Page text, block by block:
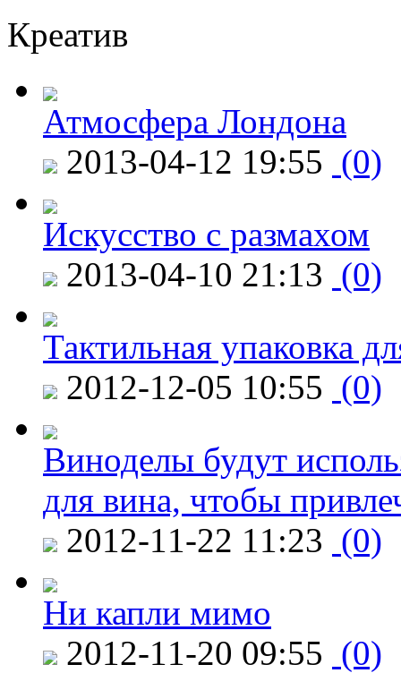
Креатив
Атмосфера Лондона
2013-04-12 19:55 (0)
Искусство с размахом
2013-04-10 21:13 (0)
Тактильная упаковка
2012-12-05 10:55 (0)
Виноделы будут
для вина, чтобы
2012-11-22 11:23 (0)
Ни капли мимо
2012-11-20 09:55 (0)